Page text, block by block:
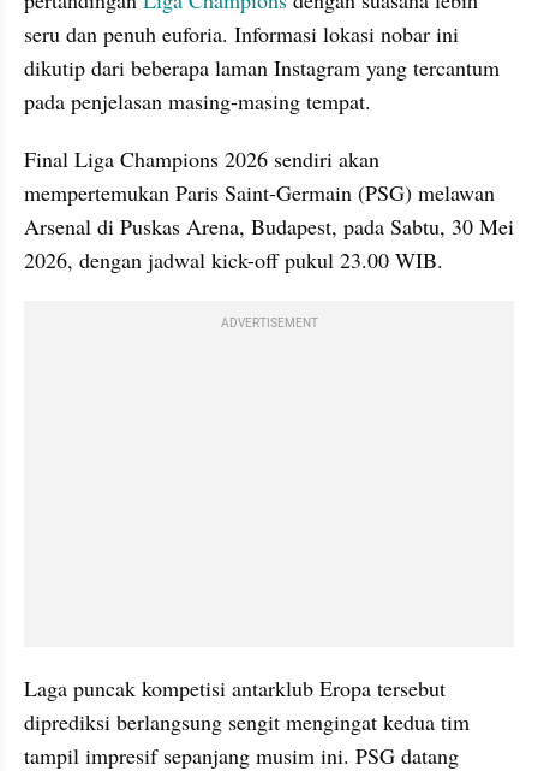
seru dan penuh euforia. Informasi lokasi nobar ini
dikutip dari beberapa laman Instagram yang tercantum
pada penjelasan masing-masing tempat.
Final Liga Champions 2026 sendiri akan
mempertemukan Paris Saint-Germain (PSG) melawan
Arsenal di Puskas Arena, Budapest, pada Sabtu, 30 Mei
2026, dengan jadwal kick-off pukul 23.00 WIB.
ADVERTISEMENT
Laga puncak kompetisi antarklub Eropa tersebut
diprediksi berlangsung sengit mengingat kedua tim
tampil impresif sepanjang musim ini. PSG datang